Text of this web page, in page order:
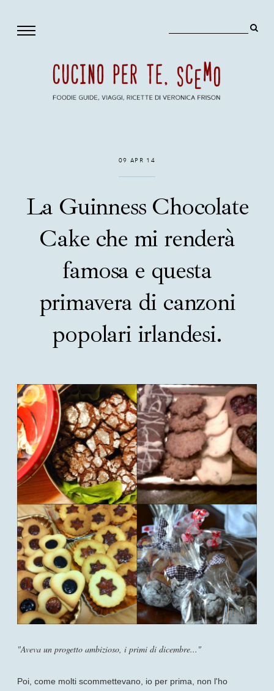
09 APR 14
La Guinness Chocolate
Cake che mi renderà
famosa e questa
primavera di canzoni
popolari irlandesi.
"Aveva un progetto ambizioso, i primi di dicembre..."
Poi, come molti scommettevano, io per prima, non l'ho